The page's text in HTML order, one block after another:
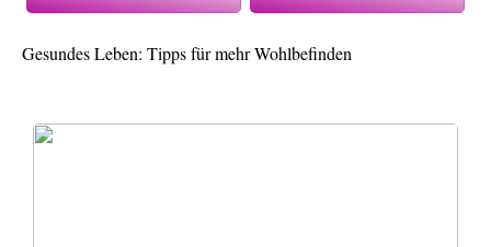
Gesundes Leben: Tipps für mehr Wohlbefinden